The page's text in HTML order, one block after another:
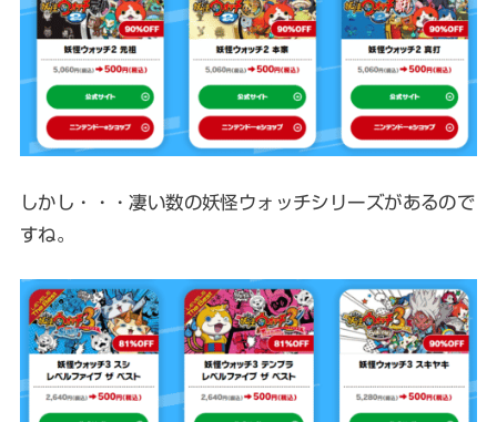
しかし・・・凄い数の妖怪ウォッチシリーズがあるので
すね。